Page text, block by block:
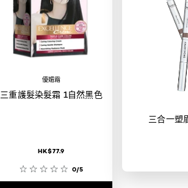
優媚霜
三重護髮染髮霜 1自然黑色
HK$77.9
0/5
三合一塑